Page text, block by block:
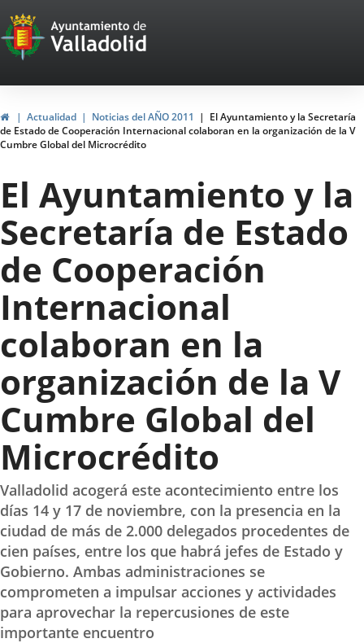
Portal
Web
del
Ayuntamiento
de
Valladolid
HomeActualidad Noticias del AÑO 2011
El Ayuntamiento y la Secretaría
de Estado de Cooperación Internacional colaboran en la organización de la V
Cumbre Global del Microcrédito
El Ayuntamiento y la
Secretaría de Estado
de Cooperación
Internacional
colaboran en la
organización de la V
Cumbre Global del
Microcrédito
Valladolid acogerá este acontecimiento entre los
días 14 y 17 de noviembre, con la presencia en la
ciudad de más de 2.000 delegados procedentes de
cien países, entre los que habrá jefes de Estado y
Gobierno. Ambas administraciones se
comprometen a impulsar acciones y actividades
para aprovechar la repercusiones de este
importante encuentro